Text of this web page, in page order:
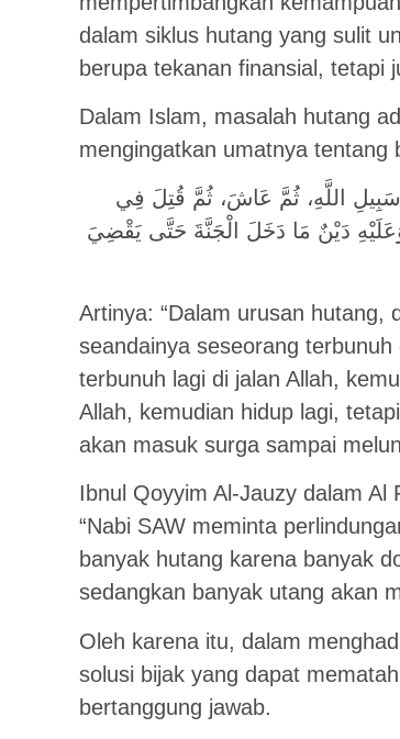
dalam siklus hutang yang sulit
berupa tekanan finansial, tetapi
Dalam Islam, masalah hutang
mengingatkan umatnya tentang
اللَّهِ، ثُمَّ عَاشَ، ثُمَّ قُتِلَ فِي
دَيْنٌ مَا دَخَلَ الْجَنَّةَ حَتَّى يَقْضِيَ
Artinya: “Dalam urusan hutang,
seandainya seseorang
terbunuh lagi di jalan Allah,
Allah, kemudian hidup lagi,
akan masuk surga sampai
Ibnul Qoyyim Al-Jauzy dalam Al
“Nabi SAW meminta
banyak hutang karena banyak
sedangkan banyak utang akan
Oleh karena itu, dalam
solusi bijak yang dapat
bertanggung jawab.